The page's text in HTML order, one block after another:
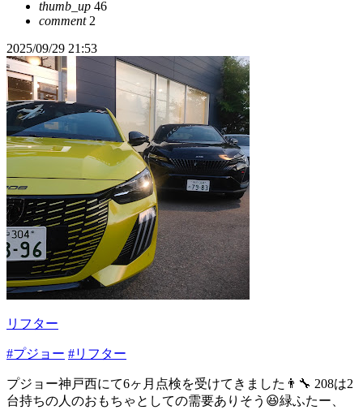
thumb_up 46
comment2
2025/09/29 21:53
リフター
#プジョー #リフター
プジョー神戸西にて6ヶ月点検を受けてきました👨‍🔧 208は2
台持ちの人のおもちゃとしての需要ありそう😆緑ふたー、